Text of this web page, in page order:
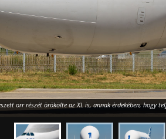
orr részét örökölte az XL is, annak érdekében, hogy